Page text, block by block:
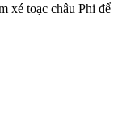
xé toạc châu Phi để